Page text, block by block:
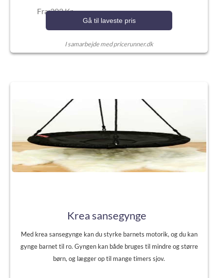
Fra:303 Kr.
Gå til laveste pris
I samarbejde med pricerunner.dk
Krea sansegynge
Med krea sansegynge kan du styrke barnets motorik, og du kan
gynge barnet til ro. Gyngen kan både bruges til mindre og større
børn, og lægger op til mange timers sjov.